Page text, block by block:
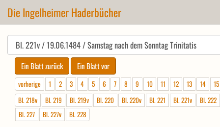
Die Ingelheimer Haderbücher
vorherige 1 2 3 4 5 6 7 8 9 10 11 12 13 14
15
Bl. 218v
Bl. 219 Bl. 219v Bl. 220 Bl. 220v Bl. 221 Bl. 221v
Bl. 222
Bl. 227
Bl. 227v Bl. 228